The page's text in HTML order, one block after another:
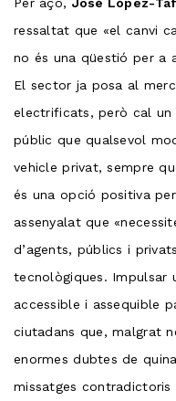
ressaltat que «el canvi
no és una qüestió per a
El sector ja posa al
electrificats, però cal un
públic que qualsevol
vehicle privat, sempre
és una opció positiva
assenyalat que
d’agents, públics i
tecnològiques. Impulsar
accessible i assequible
ciutadans que, malgrat
enormes dubtes de
missatges contradictoris